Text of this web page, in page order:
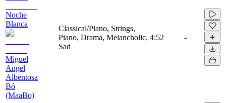
Noche
Blanca
Miguel
Angel
Albentosa
Bó
(MaaBo)
Classical/Piano, Strings,
Piano, Drama, Melancholic,
Sad
4:52 -